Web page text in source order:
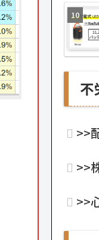
不
>>
>>
>>